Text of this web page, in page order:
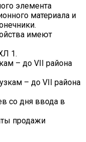
элемента
материала и
имеют
1.
– до VII района
– до VII района
со дня ввода в
продажи